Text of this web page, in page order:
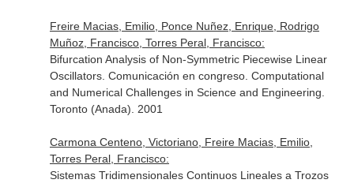
Freire Macias, Emilio, Ponce Nuñez, Enrique, Rodrigo
Muñoz, Francisco, Torres Peral, Francisco:
Bifurcation Analysis of Non-Symmetric Piecewise Linear
Oscillators. Comunicación en congreso. Computational
and Numerical Challenges in Science and Engineering.
Toronto (Anada). 2001
Carmona Centeno, Victoriano, Freire Macias, Emilio,
Torres Peral, Francisco:
Sistemas Tridimensionales Continuos Lineales a Trozos